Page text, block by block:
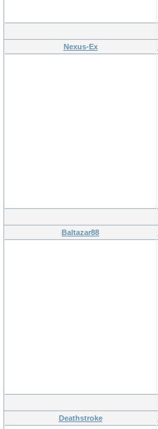
Nexus-Ex
Baltazar88
Deathstroke